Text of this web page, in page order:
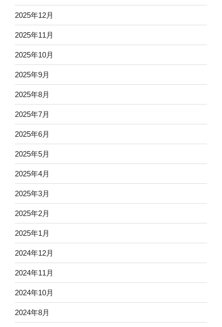
2025年12月
2025年11月
2025年10月
2025年9月
2025年8月
2025年7月
2025年6月
2025年5月
2025年4月
2025年3月
2025年2月
2025年1月
2024年12月
2024年11月
2024年10月
2024年8月